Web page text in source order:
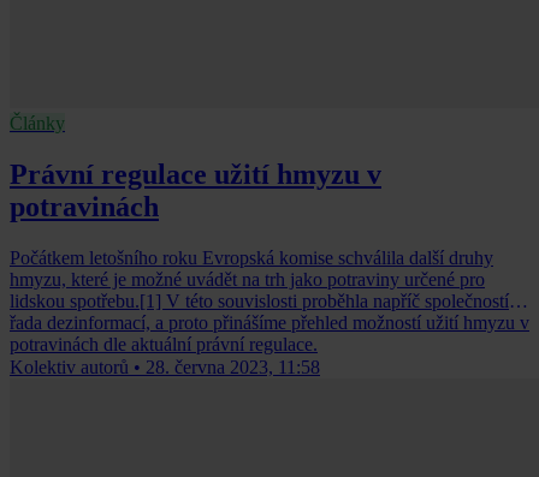
Články
Právní regulace užití hmyzu v
potravinách
Počátkem letošního roku Evropská komise schválila další druhy
hmyzu, které je možné uvádět na trh jako potraviny určené pro
lidskou spotřebu.[1] V této souvislosti proběhla napříč společností
řada dezinformací, a proto přinášíme přehled možností užití hmyzu v
potravinách dle aktuální právní regulace.
Kolektiv autorů • 28. června 2023, 11:58